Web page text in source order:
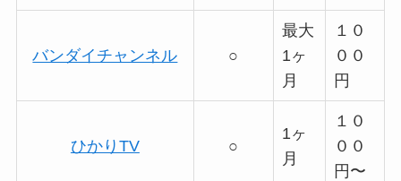
バンダイチャンネル ○
最大
1ヶ
月
１０
００
円
ひかりTV ○
1ヶ
月
１０
００
円〜